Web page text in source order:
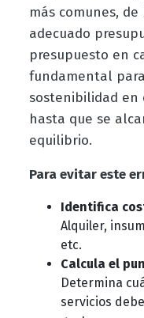
más comunes,
adecuado
presupuesto en
fundamental
sostenibilidad en
hasta que se
equilibrio.
Para evitar este
Identifica
Alquiler,
etc.
Calcula el
Determina
servicios